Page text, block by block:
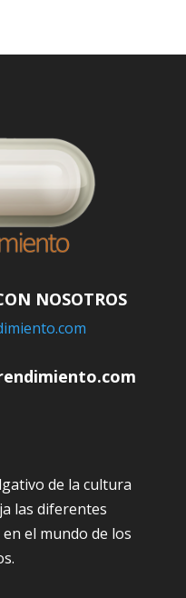
NOSOTROS
de la cultura
las diferentes
el mundo de los